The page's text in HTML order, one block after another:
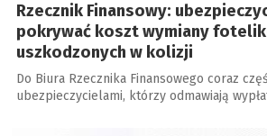
Rzecznik Finansowy:
pokrywać koszt wymiany
uszkodzonych w kolizji
Do Biura Rzecznika Finansowego coraz
ubezpieczycielami, którzy odmawiają